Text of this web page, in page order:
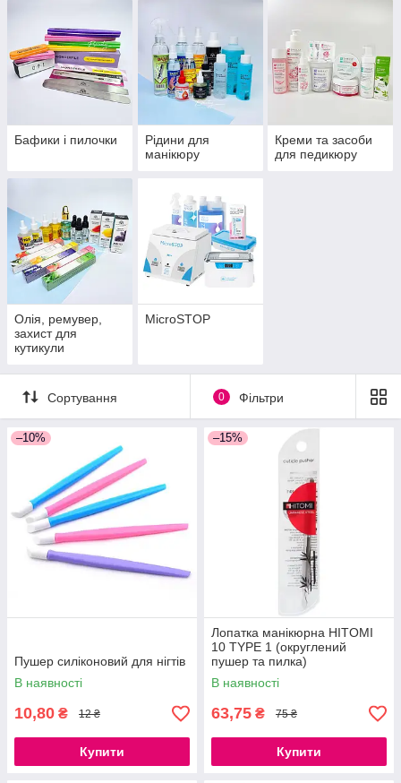
Бафики і пилочки
Рідини для
манікюру
Креми та засоби
для педикюру
Олія, ремувер,
захист для
кутикули
MicroSTOP
Сортування 0 Фільтри
–10%
Пушер силіконовий для нігтів
В наявності
10,80 ₴ 12 ₴
Купити
–15%
Лопатка манікюрна HITOMI
10 TYPE 1 (округлений
пушер та пилка)
В наявності
63,75 ₴ 75 ₴
Купити